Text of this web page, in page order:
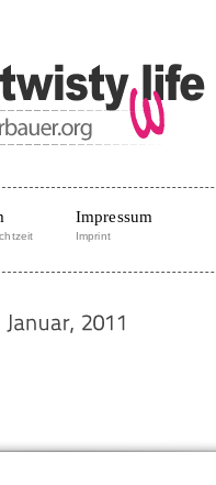
Impressum
Imprint